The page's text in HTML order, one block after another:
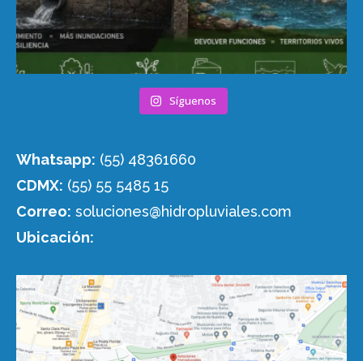
Síguenos
Whatsapp: (55) 48361660
CDMX: (55) 55 5485 15
Correo: soluciones@hidropluviales.com
Ubicación: